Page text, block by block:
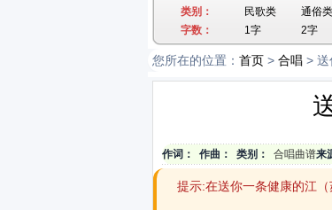
类别：
民歌类 通俗类
字数：
1字 2字
您所在的位置： 首页 > 合唱 > 送
作词： 作曲： 类别： 合唱曲谱来
提示:在送你一条健康的江